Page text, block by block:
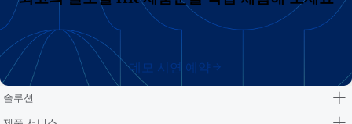
데모 시연 예약
솔루션